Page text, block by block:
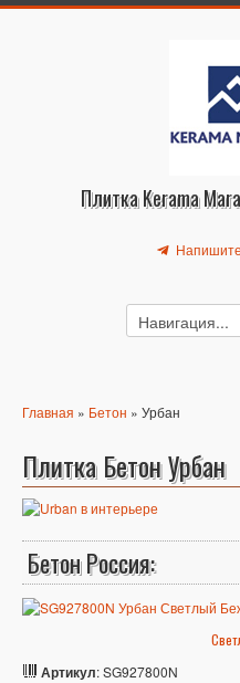
Плитка Kerama
Главная » Бетон » Урбан
Плитка Бетон Урбан
Бетон Россия:
Артикул: SG927800N